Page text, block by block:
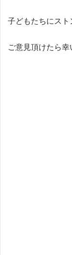
子どもたちにスト
ご意見頂けたら幸